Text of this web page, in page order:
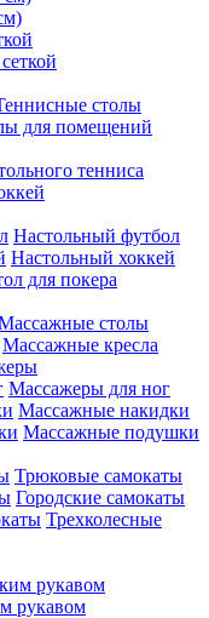
столы
для помещений
тенниса
Настольный футбол
Настольный хоккей
для покера
столы
Массажные кресла
Массажеры для ног
Массажные накидки
Массажные подушки
Трюковые самокаты
Городские самокаты
Трехколесные
рукавом